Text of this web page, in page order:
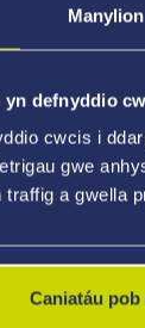
Manylion
yn defnyddio
cwcis i
gwe
traffig a gwella
Caniatáu pob